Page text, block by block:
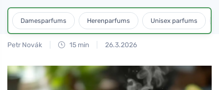
Damesparfums Herenparfums Unisex parfums
Petr Novák 15 min 26.3.2026